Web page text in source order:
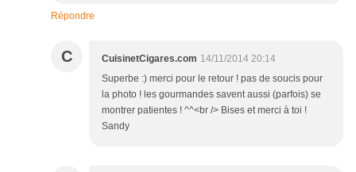
Répondre
C CuisinetCigares.com 14/11/2014 20:14
Superbe :) merci pour le retour ! pas de soucis pour
la photo ! les gourmandes savent aussi (parfois) se
montrer patientes ! ^^<br /> Bises et merci à toi !
Sandy